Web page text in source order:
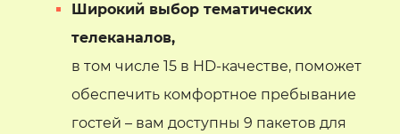
Широкий выбор тематических
телеканалов,
в том числе 15 в HD-качестве, поможет
обеспечить комфортное пребывание
гостей – вам доступны 9 пакетов для